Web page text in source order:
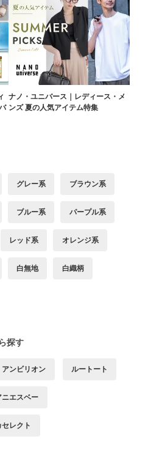
ナノ・ユニバース｜レディース・メ
ンズ 夏の人気アイテム特集
グレー系 ブラウン系
ブルー系 パープル系
レッド系 オレンジ系
白無地 白織柄
探す
アンビリオン ルートート
ニエスベー
レクト